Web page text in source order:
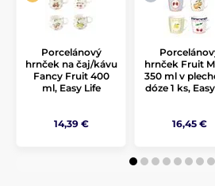
Porcelánový
hrnček na čaj/kávu
Fancy Fruit 400
ml, Easy Life
14,39 €
hrnček Fruit
350 ml v
dóze 1 ks,
16,45 €